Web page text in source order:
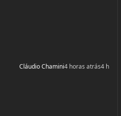
Cláudio Chamini4 horas atrás4 h